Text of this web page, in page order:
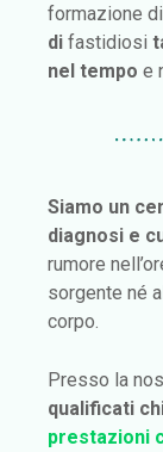
formazione
di fastidiosi
nel tempo e
Siamo un
diagnosi e
rumore
sorgente né
corpo.
Presso la
qualificati
prestazioni